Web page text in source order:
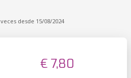
veces desde 15/08/2024
€ 7,80